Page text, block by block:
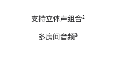
支持立体声组合脚
²
多房间音频脚
³